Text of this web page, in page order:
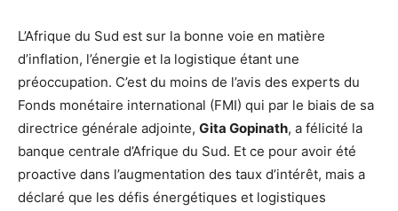
L’Afrique du Sud est sur la bonne voie en matière
d’inflation, l’énergie et la logistique étant une
préoccupation. C’est du moins de l’avis des experts du
Fonds monétaire international (FMI) qui par le biais de sa
directrice générale adjointe, Gita Gopinath, a félicité la
banque centrale d’Afrique du Sud. Et ce pour avoir été
proactive dans l’augmentation des taux d’intérêt, mais a
déclaré que les défis énergétiques et logistiques